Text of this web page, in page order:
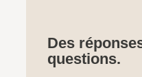
Des
questions.